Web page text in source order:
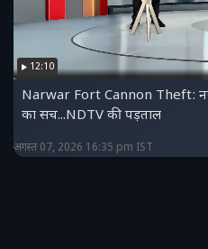
12:10
Narwar Fort Cannon Theft:
का सच...NDTV की पड़ताल
अगस्त 07, 2026 16:35 pm IST